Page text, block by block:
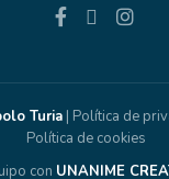
Turia| Política de
Política de cookies
con UNANIME